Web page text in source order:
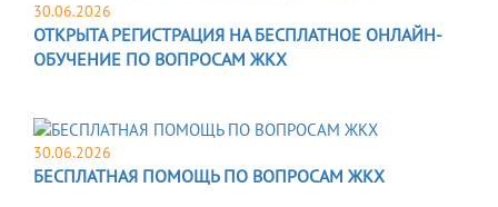
30.06.2026
ОТКРЫТА РЕГИСТРАЦИЯ НА БЕСПЛАТНОЕ ОНЛАЙН-
ОБУЧЕНИЕ ПО ВОПРОСАМ ЖКХ
30.06.2026
БЕСПЛАТНАЯ ПОМОЩЬ ПО ВОПРОСАМ ЖКХ